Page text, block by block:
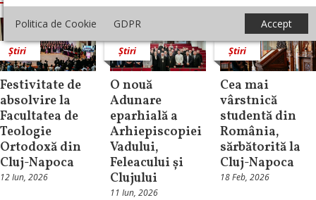
Politica de Cookie GDPR Accept
Știri
Festivitate de
absolvire la
Facultatea de
Teologie
Ortodoxă din
Cluj-Napoca
12 Iun, 2026
Știri
O nouă
Adunare
eparhială a
Arhiepiscopiei
Vadului,
Feleacului și
Clujului
11 Iun, 2026
Știri
Cea mai
vârstnică
studentă din
România,
sărbătorită la
Cluj-Napoca
18 Feb, 2026